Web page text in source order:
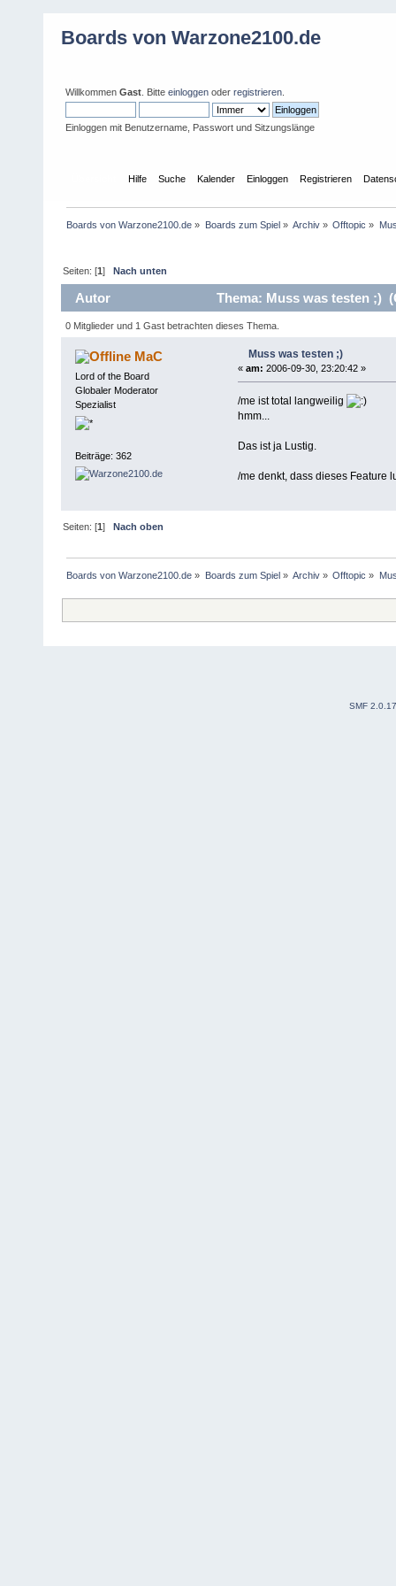
Boards von Warzone2100.de
Willkommen Gast . Bitte einloggen oder registrieren
Einloggen mit Benutzername, Passwort und Sitzungslänge
Hilfe Suche Kalender Einloggen Registrieren
Boards von Warzone2100.de » Boards zum Spiel» Archiv» Offtopic »
Seiten: [1]Nach unten
Autor Thema: Muss was testen ;)
0 Mitglieder und 1 Gast betrachten dieses Thema.
MaC
Lord of the Board
Globaler Moderator
Spezialist
Beiträge: 362
Muss was testen ;)
« am: 2006-09-30, 23:20:42 »
/me ist total langweilig
hmm...
Das ist ja Lustig.
/me denkt, dass dieses Feature
Seiten: [1]Nach oben
Boards von Warzone2100.de » Boards zum Spiel» Archiv» Offtopic »
SMF 2.0.17